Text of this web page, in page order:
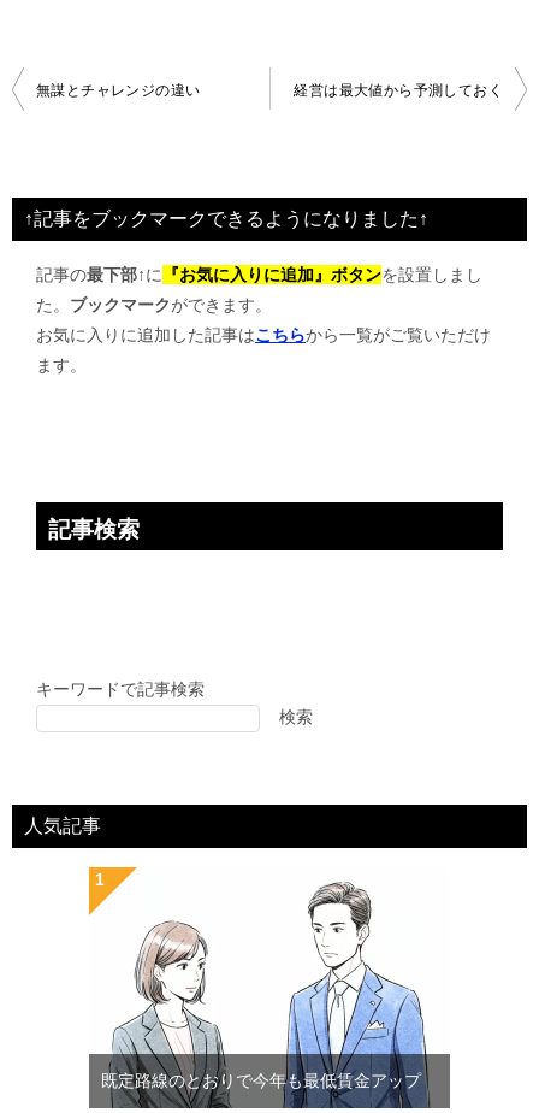
投
ビ
ゲ
無謀とチャレンジの違い 経営は最大値から予測しておく
↑記事をブックマークできるようになりました↑
記事の最下部↑に 『お気に入りに追加』ボタンを設置しまし
た。 ブックマークができます。
お気に入りに追加した記事はこちらから一覧がご覧いただけ
ます。
記事検索
キーワードで記事検索
検索
人気記事
既定路線のとおりで今年も最低賃金アップ